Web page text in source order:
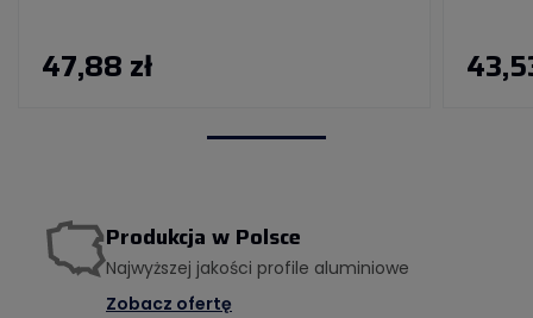
47,88 zł
Produkcja w Polsce
Najwyższej jakości profile aluminiowe
Zobacz ofertę